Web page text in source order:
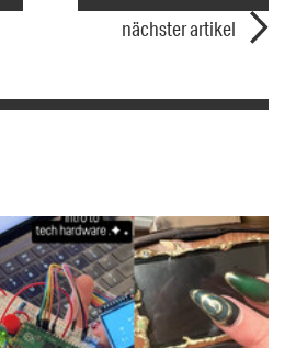
nächster artikel